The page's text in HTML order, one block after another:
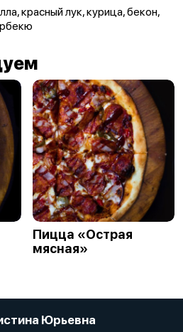
красный лук, курица, бекон,
Пицца «Острая
мясная»
Юрьевна